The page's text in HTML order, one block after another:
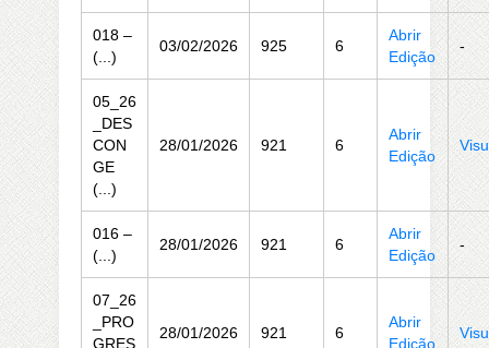
018 –
(...)
03/02/2026 925 6
Abrir
Edição
-
05_26
_DES
CON
GE
(...)
28/01/2026 921 6
Abrir
Edição
016 –
(...)
28/01/2026 921 6
Abrir
Edição
-
07_26
_PRO
GRES
28/01/2026 921 6
Abrir
Edição